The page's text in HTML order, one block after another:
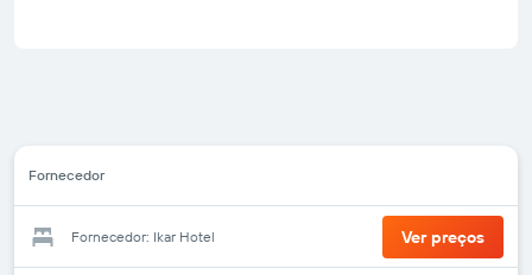
Fornecedor
Fornecedor: Ikar Hotel Ver preços